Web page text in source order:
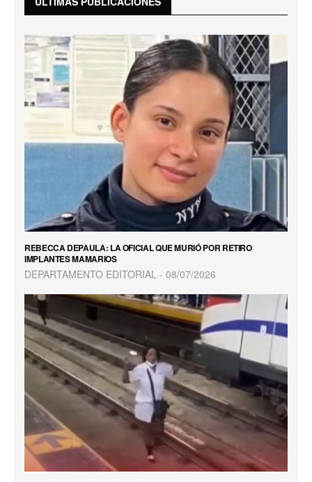
REBECCA DEPAULA: LA OFICIAL QUE MURIÓ POR RETIRO
IMPLANTES MAMARIOS
DEPARTAMENTO EDITORIAL 08/07/2026